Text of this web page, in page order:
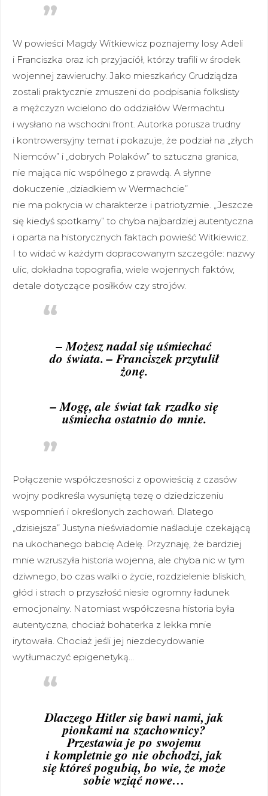
W powieści Magdy Witkiewicz poznajemy losy Adeli
i Franciszka oraz ich przyjaciół, którzy trafili w środek
wojennej zawieruchy. Jako mieszkańcy Grudziądza
zostali praktycznie zmuszeni do podpisania folkslisty
a mężczyzn wcielono do oddziałów Wermachtu
i wysłano na wschodni front. Autorka porusza trudny
i kontrowersyjny temat i pokazuje, że podział na „złych
Niemców” i „dobrych Polaków” to sztuczna granica,
nie mająca nic wspólnego z prawdą. A słynne
dokuczenie „dziadkiem w Wermachcie”
nie ma pokrycia w charakterze i patriotyzmie. „Jeszcze
się kiedyś spotkamy” to chyba najbardziej autentyczna
i oparta na historycznych faktach powieść Witkiewicz.
I to widać w każdym dopracowanym szczególe: nazwy
ulic, dokładna topografia, wiele wojennych faktów,
detale dotyczące posiłków czy strojów.
– Możesz nadal się uśmiechać
do świata. – Franciszek przytulił
żonę.
– Mogę, ale świat tak rzadko się
uśmiecha ostatnio do mnie.
Połączenie współczesności z opowieścią z czasów
wojny podkreśla wysuniętą tezę o dziedziczeniu
wspomnień i określonych zachowań. Dlatego
„dzisiejsza” Justyna nieświadomie naśladuje czekającą
na ukochanego babcię Adelę. Przyznaję, że bardziej
mnie wzruszyła historia wojenna, ale chyba nic w tym
dziwnego, bo czas walki o życie, rozdzielenie bliskich,
głód i strach o przyszłość niesie ogromny ładunek
emocjonalny. Natomiast współczesna historia była
autentyczna, chociaż bohaterka z lekka mnie
irytowała. Chociaż jeśli jej niezdecydowanie
wytłumaczyć epigenetyką…
Dlaczego Hitler się bawi nami, jak
pionkami na szachownicy?
Przestawia je po swojemu
i kompletnie go nie obchodzi, jak
się któreś pogubią, bo wie, że może
sobie wziąć nowe…